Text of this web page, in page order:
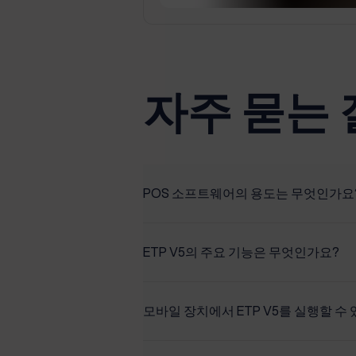
자주 묻는
POS 소프트웨어의 용도는 무엇인가
organize and operate your retail
It can also improve the customer
ETP V5의 주요 기능은 무엇인가요?
management (CRM) and loyalty
모바일 장치에서 ETP V5를 실행할 수